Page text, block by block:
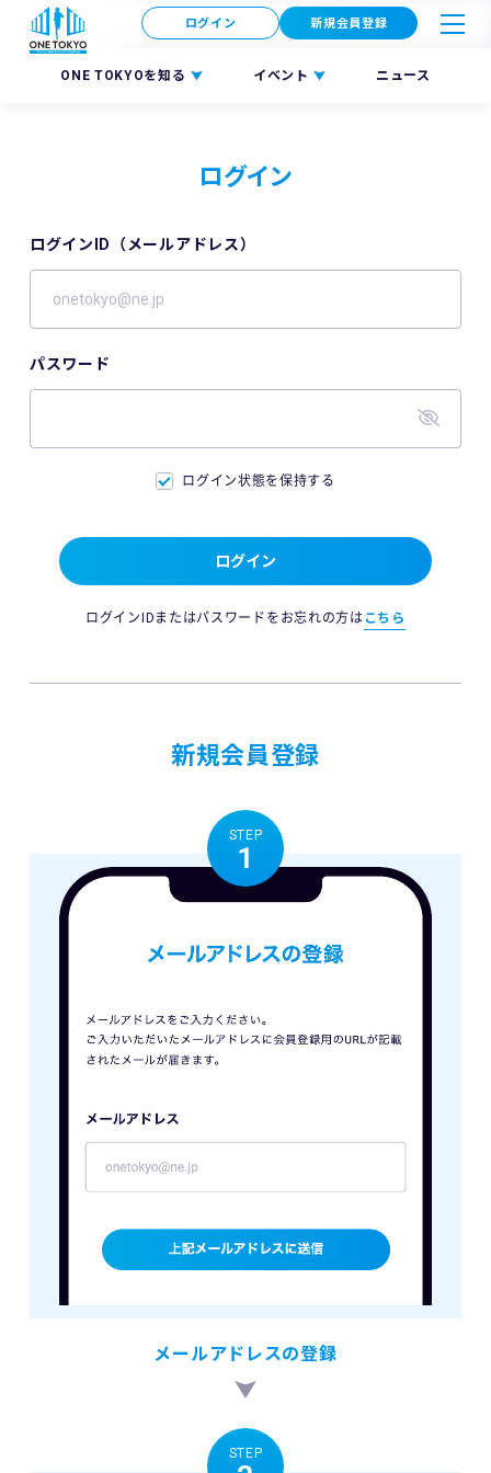
ONE TOKYOを知る イベント ニュース
ログイン 新規会員登録
ログイン
ログインID（メールアドレス）
パスワード
ログイン状態を保持する
ログイン
ログインIDまたはパスワードをお忘れの方は こちら
新規会員登録
STEP
1
メールアドレスの登録
STEP